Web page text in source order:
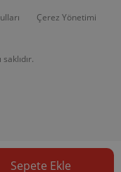
Sepete Ekle
Çerez Yönetimi